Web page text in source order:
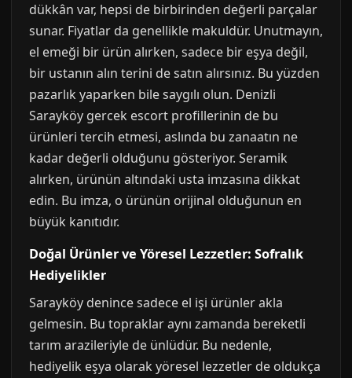
dükkân var, hepsi de birbirinden değerli parçalar
sunar. Fiyatlar da genellikle makuldür. Unutmayın,
el emeği bir ürün alırken, sadece bir eşya değil,
bir ustanın alın terini de satın alırsınız. Bu yüzden
pazarlık yaparken bile saygılı olun. Denizli
Sarayköy gercek escort profillerinin de bu
ürünleri tercih etmesi, aslında bu zanaatın ne
kadar değerli olduğunu gösteriyor. Seramik
alırken, ürünün altındaki usta imzasına dikkat
edin. Bu imza, o ürünün orijinal olduğunun en
büyük kanıtıdır.
Doğal Ürünler ve Yöresel Lezzetler: Sofralık
Hediyelikler
Sarayköy denince sadece el işi ürünler akla
gelmesin. Bu topraklar aynı zamanda bereketli
tarım arazileriyle de ünlüdür. Bu nedenle,
hediyelik eşya olarak yöresel lezzetler de oldukça